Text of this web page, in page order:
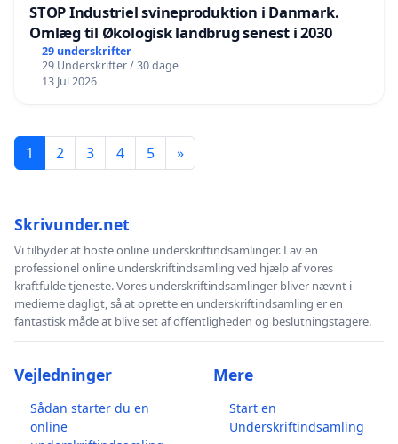
STOP Industriel svineproduktion i Danmark.
Omlæg til Økologisk landbrug senest i 2030
29 underskrifter
29 Underskrifter / 30 dage
13 Jul 2026
1 2 3 4 5 »
Skrivunder.net
Vi tilbyder at hoste online underskriftindsamlinger. Lav en
professionel online underskriftindsamling ved hjælp af vores
kraftfulde tjeneste. Vores underskriftindsamlinger bliver nævnt i
medierne dagligt, så at oprette en underskriftindsamling er en
fantastisk måde at blive set af offentligheden og beslutningstagere.
Vejledninger
Sådan starter du en
online
Mere
Start en
Underskriftindsamling